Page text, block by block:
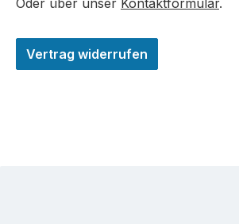
Oder über unser Kontaktformular.
Vertrag widerrufen